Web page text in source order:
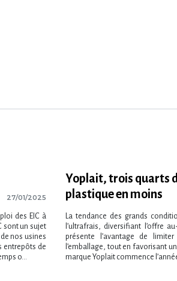
27/01/2025
des EIC à
sont un sujet
nos usines
entrepôts de
o...
Yoplait, trois quarts
plastique en moins
La tendance des grands
l’ultrafrais, diversifiant l’offre
présente l’avantage de
l’emballage, tout en favorisant
marque Yoplait commence